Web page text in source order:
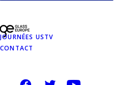
JOURNÉES USTV
CONTACT